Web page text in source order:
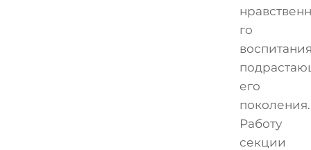
го
его
поколения.
Работу
секции